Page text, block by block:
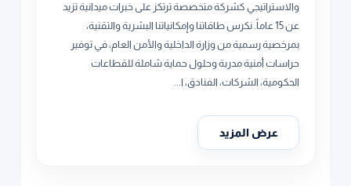
والاستراتيجي كشركة متخصصة ترتكز على خبرات ميدانية تزيد
عن 15 عاماً. نكرس طاقاتنا وإمكانياتنا البشرية والتقنية،
بمرخصية رسمية من وزارة الداخلية والأمن العام، في توفير
حراسات أمنية مدربة وحلول حماية شاملة للقطاعات
الحكومية، الشركات، الفنادق، ا...
عرض المزيد